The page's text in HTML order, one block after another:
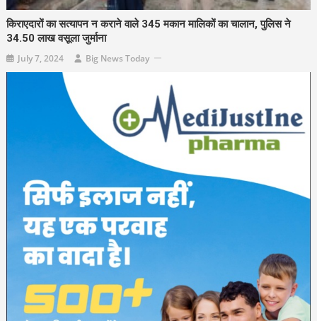
किराएदारों का सत्यापन न कराने वाले 345 मकान मालिकों का चालान, पुलिस ने
34.50 लाख वसूला जुर्माना
July 7, 2024 Big News Today